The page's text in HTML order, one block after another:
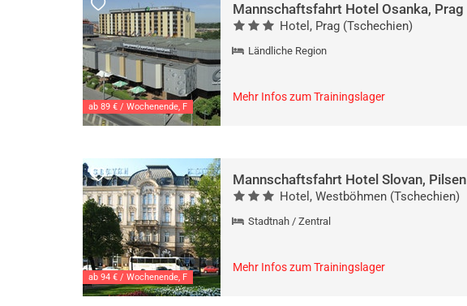
ab 89 € / Wochenende, F
Mannschaftsfahrt Hotel Osanka, Prag
Hotel, Prag (Tschechien)
Ländliche Region
Mehr Infos zum Trainingslager
ab 94 € / Wochenende, F
Mannschaftsfahrt Hotel Slovan, Pilsen
Hotel, Westböhmen (Tschechien)
Stadtnah / Zentral
Mehr Infos zum Trainingslager